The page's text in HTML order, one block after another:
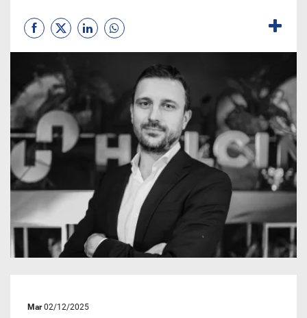
Mar02/12/2025